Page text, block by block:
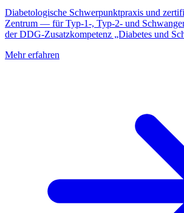
Diabetologische Schwerpunktpraxis und
Zentrum — für Typ-1-, Typ-2- und
der DDG-Zusatzkompetenz „Diabetes und
Mehr erfahren